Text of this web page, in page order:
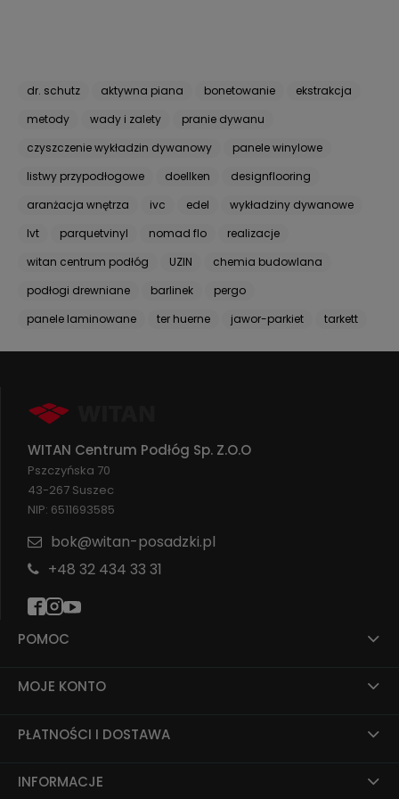
dr. schutz aktywna piana bonetowanie
ekstrakcja
metody
wady i zalety
pranie dywanu
czyszczenie wykładzin dywanowy
panele winylowe
listwy przypodłogowe
doellken
designflooring
aranżacja wnętrza
ivc edel
wykładziny dywanowe
lvt
parquetvinyl nomad flo
realizacje
witan centrum podłóg
UZIN
chemia budowlana
podłogi drewniane
barlinek
pergo
panele laminowane
ter huerne jawor-parkiet tarkett
POMOC
MOJE KONTO
PŁATNOŚCI I DOSTAWA
INFORMACJE
WITAN Centrum Podłóg Sp. Z.O.O
Pszczyńska 70
43-267 Suszec
NIP: 6511693585
bok@witan-posadzki.pl
+48 32 434 33 31